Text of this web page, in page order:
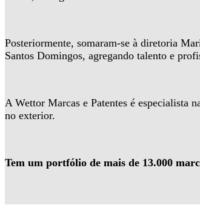
Posteriormente, somaram-se à diretoria
Santos Domingos, agregando talento e
A Wettor Marcas e Patentes é especialista
no exterior.
Tem um portfólio de mais de 13.000